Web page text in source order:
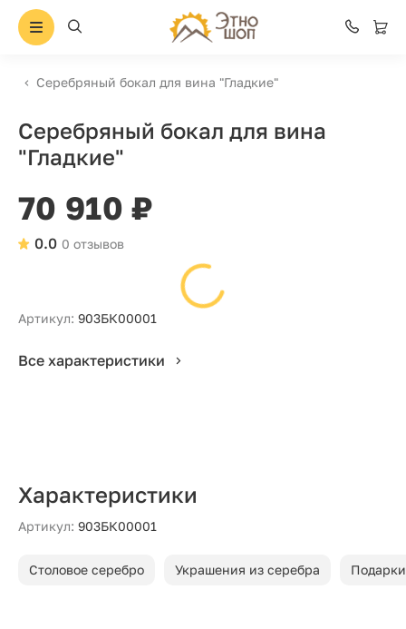
Серебряный бокал для вина "Гладкие"
Серебряный бокал для вина
"Гладкие"
70 910 ₽
0 отзывов
0.0
Артикул: 903БК00001
Все характеристики
Характеристики
Артикул: 903БК00001
Столовое серебро Украшения из серебра